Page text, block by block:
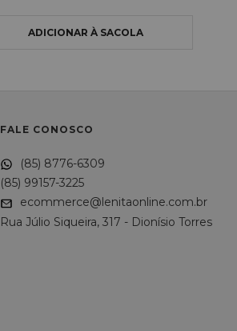
FALE CONOSCO
(85) 8776-6309
(85) 99157-3225
ecommerce@lenitaonline.com.br
Rua Júlio Siqueira, 317 - Dionísio Torres